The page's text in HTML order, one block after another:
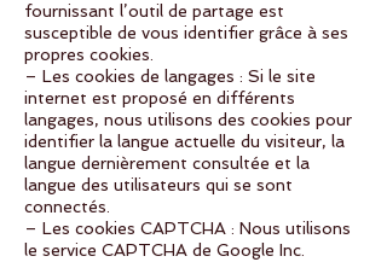
fournissant l’outil de partage est
susceptible de vous identifier grâce à ses
propres cookies.
– Les cookies de langages : Si le site
internet est proposé en différents
langages, nous utilisons des cookies pour
identifier la langue actuelle du visiteur, la
langue dernièrement consultée et la
langue des utilisateurs qui se sont
connectés.
– Les cookies CAPTCHA : Nous utilisons
le service CAPTCHA de Google Inc.